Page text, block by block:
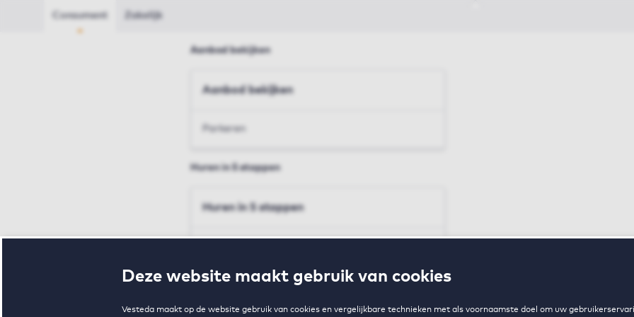
Deze website maakt gebruik van cookies
Vesteda maakt op de website gebruik van cookies en vergelijkbare technieken met als voornaamste doel om uw
Consument Zakelijk
Aanbod bekijken
Aanbod bekijken
Parkeren
Huren in 5 stappen
Huren in 5 stappen
Voorwaarden en toewijzing